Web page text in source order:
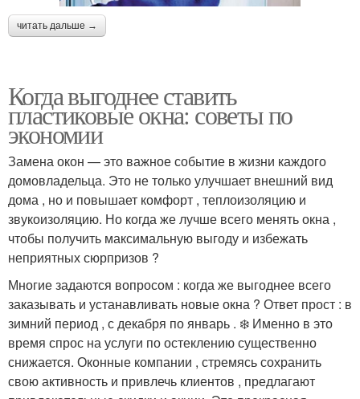
читать дальше →
Когда выгоднее ставить
пластиковые окна: советы по
экономии
Замена окон — это важное событие в жизни каждого
домовладельца. Это не только улучшает внешний вид
дома , но и повышает комфорт , теплоизоляцию и
звукоизоляцию. Но когда же лучше всего менять окна ,
чтобы получить максимальную выгоду и избежать
неприятных сюрпризов ?
Многие задаются вопросом : когда же выгоднее всего
заказывать и устанавливать новые окна ? Ответ прост : в
зимний период , с декабря по январь . ❄️ Именно в это
время спрос на услуги по остеклению существенно
снижается. Оконные компании , стремясь сохранить
свою активность и привлечь клиентов , предлагают